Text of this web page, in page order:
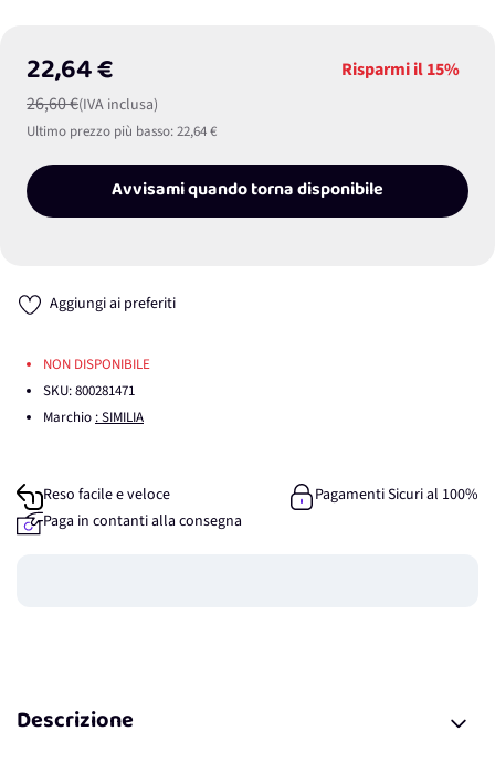
22,64 €
26,60 €(IVA inclusa)
Risparmi il15%
Ultimo prezzo più basso:22,64 €
Avvisami quando torna disponibile
Aggiungi ai preferiti
NON DISPONIBILE
SKU:800281471
Marchio : SIMILIA
Reso facile e veloce
Pagamenti Sicuri al 100%
Paga in contanti alla consegna
Descrizione